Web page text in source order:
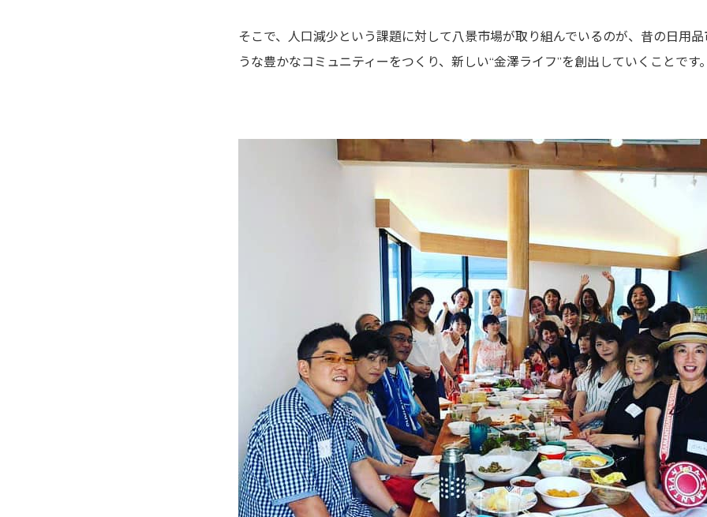
そこで、人口減少という課題に対して八景市場が取り組んでいるのが、昔の日用
うな豊かなコミュニティーをつくり、新しい“金澤ライフ”を創出していくことです